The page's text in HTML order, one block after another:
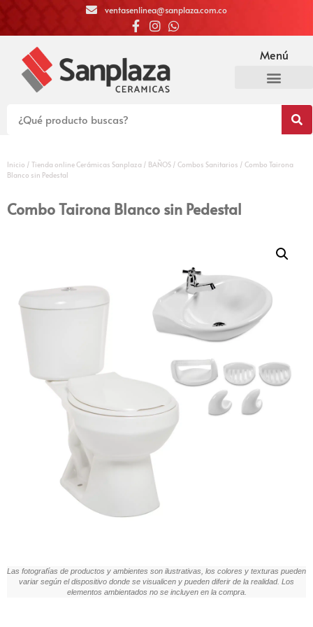
ventasenlinea@sanplaza.com.co
Menú
Inicio / Tienda online Cerámicas Sanplaza / BAÑOS / Combos Sanitarios / Combo Tairona
Blanco sin Pedestal
Combo Tairona Blanco sin Pedestal
Las fotografías de productos y ambientes son ilustrativas, los colores y texturas pueden
variar según el dispositivo donde se visualicen y pueden diferir de la realidad. Los
elementos ambientados no se incluyen en la compra.